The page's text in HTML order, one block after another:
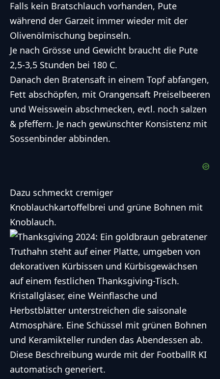
Falls kein Bratschlauch vorhanden, Pute
während der Garzeit immer wieder mit der
Olivenölmischung bepinseln.
Je nach Grösse und Gewicht braucht die Pute
2,5-3,5 Stunden bei 180 C.
Danach den Bratensaft in einem Topf abfangen,
Fett abschöpfen, mit Orangensaft Preiselbeeren
und Weisswein abschmecken, evtl. noch salzen
& pfeffern. Je nach gewünschter Konsistenz mit
Sossenbinder abbinden.
Dazu schmeckt cremiger
Knoblauchkartoffelbrei und grüne Bohnen mit
Knoblauch.